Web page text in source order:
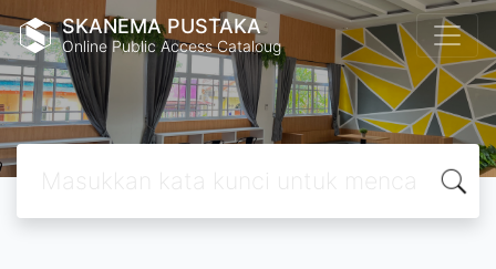
SKANEMA PUSTAKA
Online Public Access Cataloug